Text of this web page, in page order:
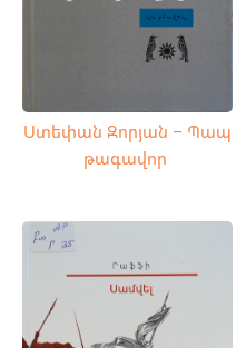
Ստեփան Զորյան – Պապ
թագավոր